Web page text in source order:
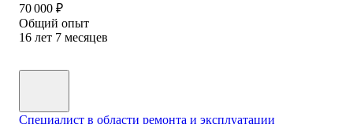
70 000 ₽
Общий опыт
16 лет 7 месяцев
Специалист в области ремонта и эксплуатации